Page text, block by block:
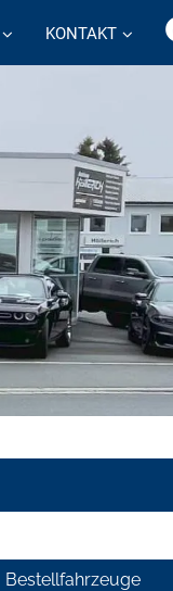
KONTAKT
Bestellfahrzeuge